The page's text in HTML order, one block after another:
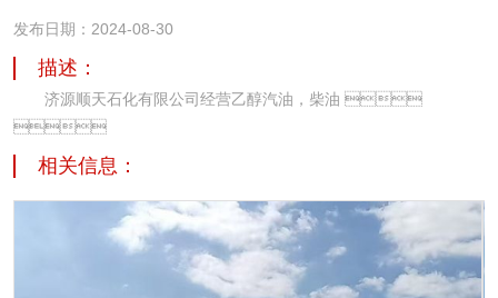
发布日期：2024-08-30
描述：
济源顺天石化有限公司经营乙醇汽油，柴油 

相关信息：